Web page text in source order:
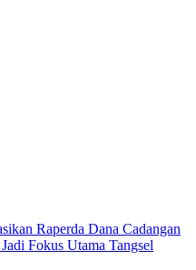
Raperda Dana Cadangan
Fokus Utama Tangsel